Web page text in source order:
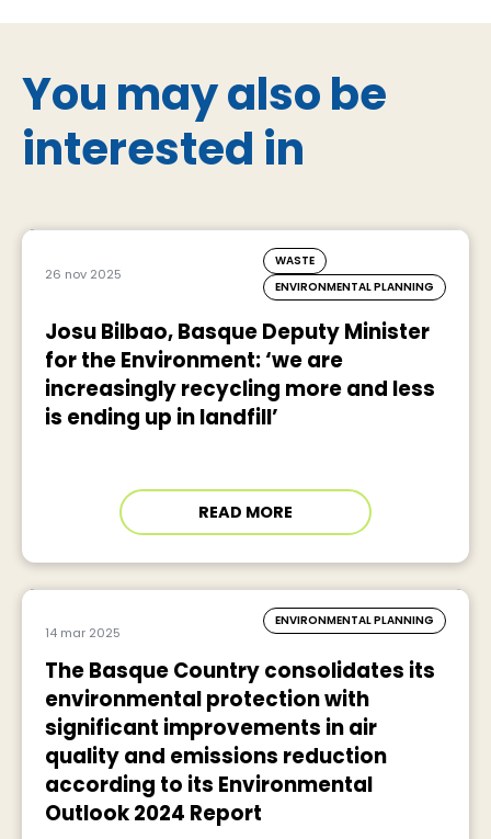
You may also be
interested in
26 nov 2025
WASTE
ENVIRONMENTAL PLANNING
Josu Bilbao, Basque Deputy Minister
for the Environment: ‘we are
increasingly recycling more and less
is ending up in landfill’
READ MORE
14 mar 2025
ENVIRONMENTAL PLANNING
The Basque Country consolidates its
environmental protection with
significant improvements in air
quality and emissions reduction
according to its Environmental
Outlook 2024 Report